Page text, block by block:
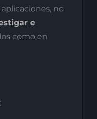
no
e
como en